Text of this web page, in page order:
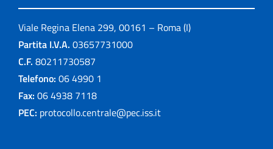
Viale Regina Elena 299, 00161 – Roma (I)
Partita I.V.A. 03657731000
C.F. 80211730587
Telefono: 06 4990 1
Fax: 06 4938 7118
PEC: protocollo.centrale@pec.iss.it